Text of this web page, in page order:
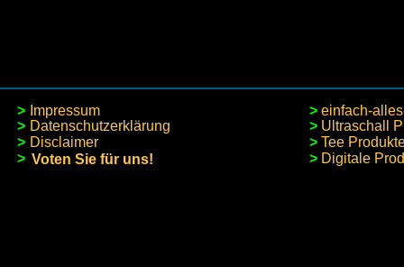
> Impressum
> Datenschutzerklärung
> Disclaimer
>
> einfach-
> Ultraschall
> Tee
> Digitale
Voten Sie für uns!